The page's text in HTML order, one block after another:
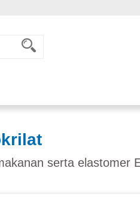
serta elastomer